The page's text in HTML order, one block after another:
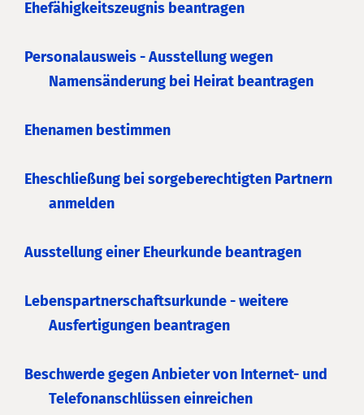
Ehefähigkeitszeugnis beantragen
Personalausweis - Ausstellung wegen
Namensänderung bei Heirat beantragen
Ehenamen bestimmen
Eheschließung bei sorgeberechtigten Partnern
anmelden
Ausstellung einer Eheurkunde beantragen
Lebenspartnerschaftsurkunde - weitere
Ausfertigungen beantragen
Beschwerde gegen Anbieter von Internet- und
Telefonanschlüssen einreichen